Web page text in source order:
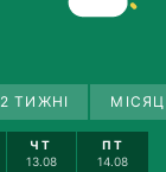
2 ТИЖНІ
ЧТ
13.08
ПТ
14.08